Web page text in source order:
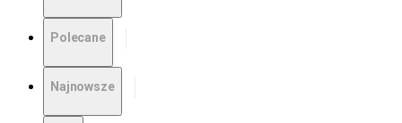
Polecane
Najnowsze